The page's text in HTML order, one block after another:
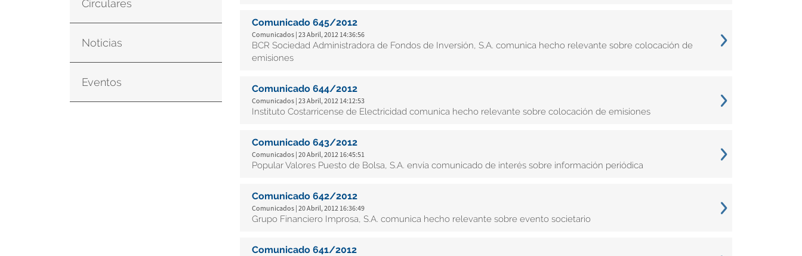
Circulares
Noticias
Eventos
Comunicado 645/2012
Comunicados | 23 Abril, 2012 14:36:56
BCR Sociedad Administradora de Fondos de Inversión, S.A. comunica hecho relevante sobre colocación de
emisiones
Comunicado 644/2012
Comunicados | 23 Abril, 2012 14:12:53
Instituto Costarricense de Electricidad comunica hecho relevante sobre colocación de emisiones
Comunicado 643/2012
Comunicados | 20 Abril, 2012 16:45:51
Popular Valores Puesto de Bolsa, S.A. envía comunicado de interés sobre información periódica
Comunicado 642/2012
Comunicados | 20 Abril, 2012 16:36:49
Grupo Financiero Improsa, S.A. comunica hecho relevante sobre evento societario
Comunicado 641/2012